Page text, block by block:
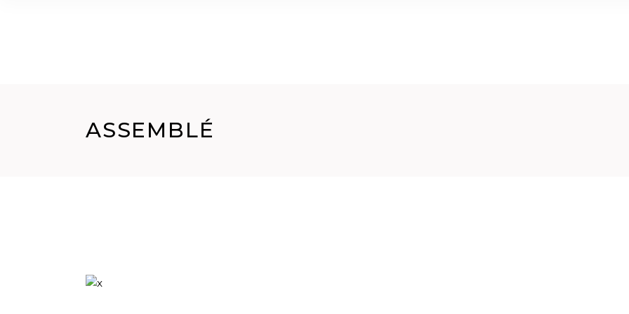
ASSEMBLÉ